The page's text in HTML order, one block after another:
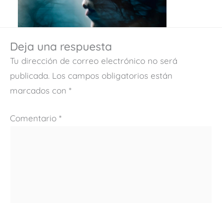
Deja una respuesta
Tu dirección de correo electrónico no será
publicada. Los campos obligatorios están
marcados con *
Comentario *